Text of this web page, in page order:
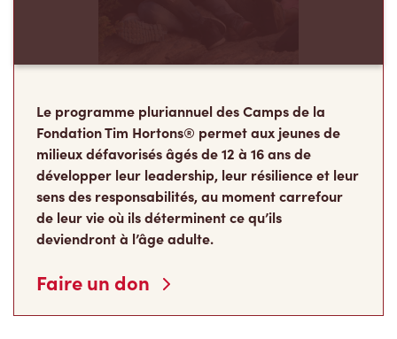
Le programme pluriannuel des Camps de la
Fondation Tim Hortons® permet aux jeunes de
milieux défavorisés âgés de 12 à 16 ans de
développer leur leadership, leur résilience et leur
sens des responsabilités, au moment carrefour
de leur vie où ils déterminent ce qu’ils
deviendront à l’âge adulte.
Faire un don